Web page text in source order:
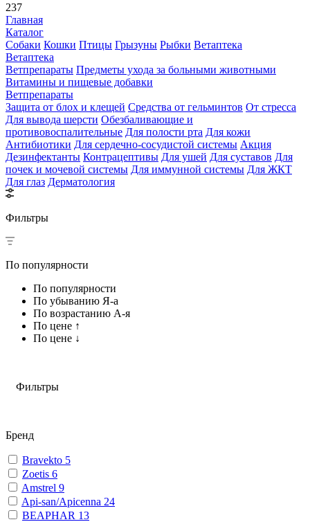
237
Главная
Каталог
Собаки Кошки Птицы Грызуны Рыбки Ветаптека
Ветаптека
Ветпрепараты Предметы ухода за больными животными
Витамины и пищевые добавки
Ветпрепараты
Защита от блох и клещей Средства от гельминтов От стресса
Для вывода шерсти Обезбаливающие и
противовоспалительные Для полости рта Для кожи
Антибиотики Для сердечно-сосудистой системы Акция
Дезинфектанты Контрацептивы Для ушей Для суставов Для
почек и мочевой системы Для иммунной системы Для ЖКТ
Для глаз Дерматология
Фильтры
По популярности
По популярности
По убыванию Я-а
По возрастанию А-я
По цене ↑
По цене ↓
Фильтры
Бренд
Bravekto 5
Zoetis 6
Amstrel 9
Api-san/Apicenna 24
BEAPHAR 13